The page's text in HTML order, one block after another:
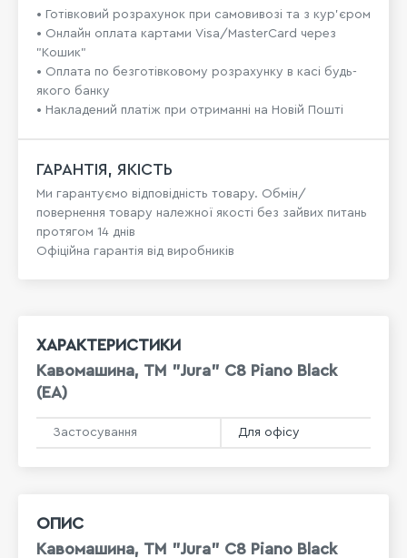
• Готівковий розрахунок при самовивозі та з кур’єром
• Онлайн оплата картами Visa/MasterCard через
"Кошик"
• Оплата по безготівковому розрахунку в касі будь-
якого банку
• Накладений платіж при отриманні на Новій Пошті
ГАРАНТІЯ, ЯКІСТЬ
Ми гарантуємо відповідність товару. Обмін/
повернення товару належної якості без зайвих питань
протягом 14 днів
Офіційна гарантія від виробників
ОПИС
Кавомашина, TM "Jura" C8 Piano Black
ХАРАКТЕРИСТИКИ
Кавомашина, TM "Jura" C8 Piano Black
(EA)
Застосування Для офісу